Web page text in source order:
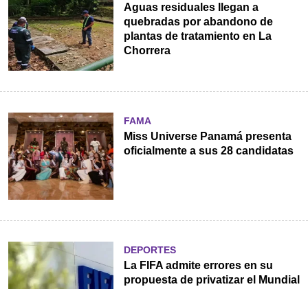
Aguas residuales llegan a
quebradas por abandono de
plantas de tratamiento en La
Chorrera
FAMA
Miss Universe Panamá presenta
oficialmente a sus 28 candidatas
DEPORTES
La FIFA admite errores en su
propuesta de privatizar el Mundial